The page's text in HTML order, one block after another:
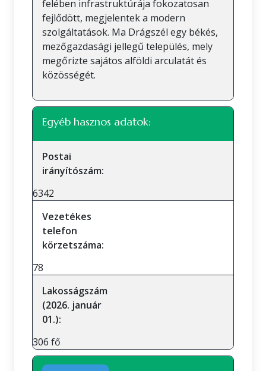
felében infrastruktúrája fokozatosan
fejlődött, megjelentek a modern
szolgáltatások. Ma Drágszél egy békés,
mezőgazdasági jellegű település, mely
megőrizte sajátos alföldi arculatát és
közösségét.
Egyéb hasznos adatok:
Postai
irányítószám:
6342
Vezetékes
telefon
körzetszáma:
78
Lakosságszám
(2026. január
01.):
306 fő